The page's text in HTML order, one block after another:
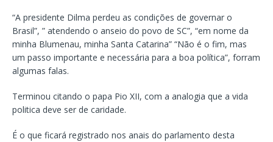
“A presidente Dilma perdeu as condições de governar o
Brasil”, ” atendendo o anseio do povo de SC”, “em nome da
minha Blumenau, minha Santa Catarina” “Não é o fim, mas
um passo importante e necessária para a boa política”, forram
algumas falas.
Terminou citando o papa Pio XII, com a analogia que a vida
politica deve ser de caridade.
É o que ficará registrado nos anais do parlamento desta